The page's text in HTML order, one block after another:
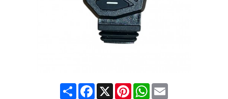
ShareFacebook
X PinterestWhatsApp
Email